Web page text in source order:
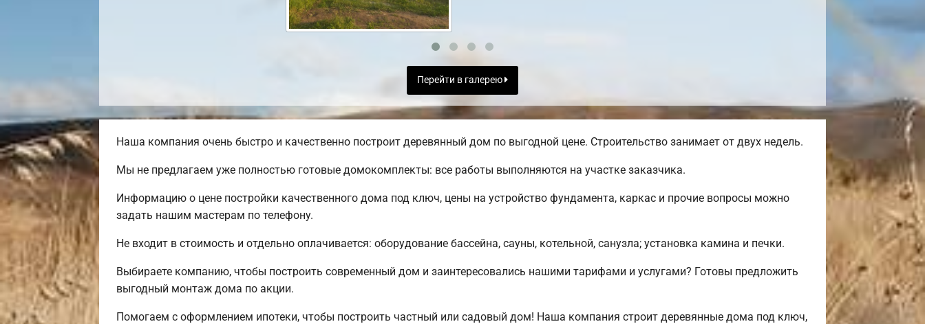
Перейти в галерею
Наша компания очень быстро и качественно построит деревянный дом по выгодной цене. Строительство занимает от двух недель.
Мы не предлагаем уже полностью готовые домокомплекты: все работы выполняются на участке заказчика.
Информацию о цене постройки качественного дома под ключ, цены на устройство фундамента, каркас и прочие вопросы можно
задать нашим мастерам по телефону.
Не входит в стоимость и отдельно оплачивается: оборудование бассейна, сауны, котельной, санузла; установка камина и печки.
Выбираете компанию, чтобы построить современный дом и заинтересовались нашими тарифами и услугами? Готовы предложить
выгодный монтаж дома по акции.
Помогаем с оформлением ипотеки, чтобы построить частный или садовый дом! Наша компания строит деревянные дома под ключ,